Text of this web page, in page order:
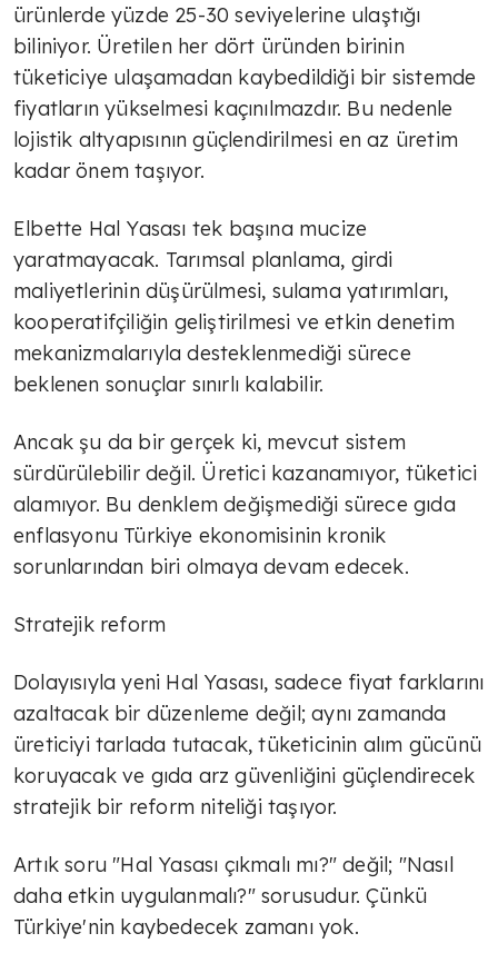
ürünlerde yüzde 25-30 seviyelerine ulaştığı
biliniyor. Üretilen her dört üründen birinin
tüketiciye ulaşamadan kaybedildiği bir sistemde
fiyatların yükselmesi kaçınılmazdır. Bu nedenle
lojistik altyapısının güçlendirilmesi en az üretim
kadar önem taşıyor.
Elbette Hal Yasası tek başına mucize
yaratmayacak. Tarımsal planlama, girdi
maliyetlerinin düşürülmesi, sulama yatırımları,
kooperatifçiliğin geliştirilmesi ve etkin denetim
mekanizmalarıyla desteklenmediği sürece
beklenen sonuçlar sınırlı kalabilir.
Ancak şu da bir gerçek ki, mevcut sistem
sürdürülebilir değil. Üretici kazanamıyor, tüketici
alamıyor. Bu denklem değişmediği sürece gıda
enflasyonu Türkiye ekonomisinin kronik
sorunlarından biri olmaya devam edecek.
Stratejik reform
Dolayısıyla yeni Hal Yasası, sadece fiyat farklarını
azaltacak bir düzenleme değil; aynı zamanda
üreticiyi tarlada tutacak, tüketicinin alım gücünü
koruyacak ve gıda arz güvenliğini güçlendirecek
stratejik bir reform niteliği taşıyor.
Artık soru "Hal Yasası çıkmalı mı?" değil; "Nasıl
daha etkin uygulanmalı?" sorusudur. Çünkü
Türkiye'nin kaybedecek zamanı yok.
TÜLİN YALMAN
Geçici rahatlama mı çözüm mü?
İlham veren kadınlar
TÜLİN YALMAN
Traktörleri ile Selanik'te eylem
yapan çiftçiler hükümetten destek
TÜLİN YALMAN
Tarım geleceğe taşınır mı?
AVNİ ÖZGÜREL
TÜLİN YALMAN
Böyle olmayacak
Ahmed Şara Ankara'da